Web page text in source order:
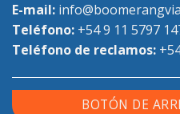
E-mail:
Teléfono: +54 9 11 5797
Teléfono de reclamos:
BOTÓN DE